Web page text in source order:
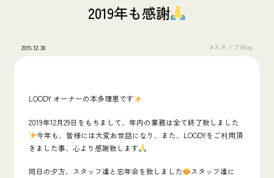
2019年も感謝
2019.12.30 #スタッフBlog
LOODY オーナーの本多理恵です
2019年12月29日をもちまして、年内の業務は全て終了致しました
今年も、皆様には大変お世話になり、また、LOODYをご利用頂
きました事、心より感謝致します
同日の夕方、スタッフ達と忘年会を致しました
スタッフ達に